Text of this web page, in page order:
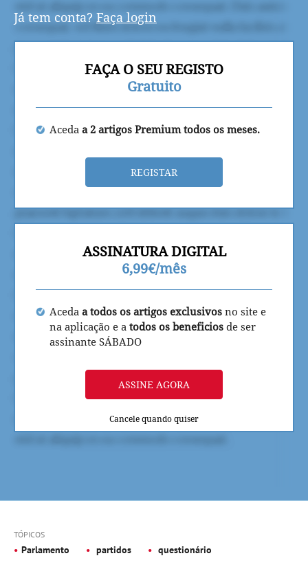
Já tem conta? Faça login
FAÇA O SEU REGISTO
Gratuito
Aceda a 2 artigos Premium todos os meses.
REGISTAR
ASSINATURA DIGITAL
6,99€/mês
Aceda a todos os artigos exclusivos no site e
na aplicação e a todos os beneficios de ser
assinante SÁBADO
ASSINE AGORA
Cancele quando quiser
TÓPICOS
Parlamento partidos questionário